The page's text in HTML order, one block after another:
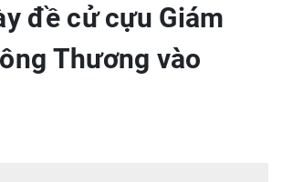
đề cử cựu Giám
Thương vào